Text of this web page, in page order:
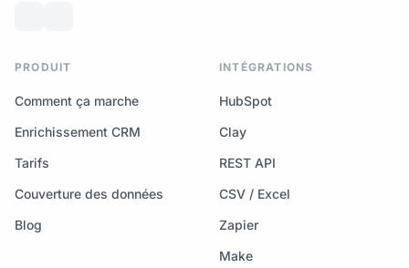
PRODUIT
Comment ça marche
Enrichissement CRM
Tarifs
Couverture des données
Blog
INTÉGRATIONS
HubSpot
Clay
REST API
CSV / Excel
Zapier
Make